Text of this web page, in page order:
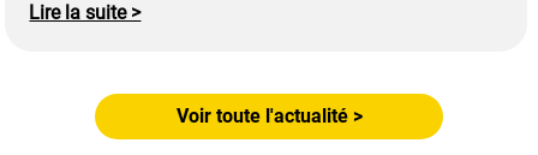
Lire la suite >
Voir toute l'actualité >